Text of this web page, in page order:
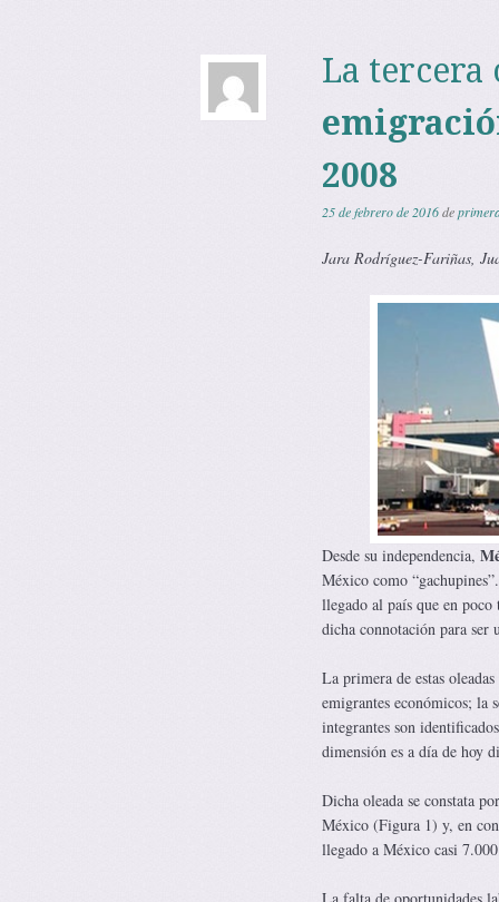
La tercera
2008
25 de febrero de 2016de
Jara Rodríguez-Fariñas,
Desde su independencia,
México como
llegado al país que en
dicha connotación para
La primera de estas
emigrantes económicos; la
integrantes son
dimensión es a día de hoy
Dicha oleada se constata
México (Figura 1) y, en
llegado a México casi